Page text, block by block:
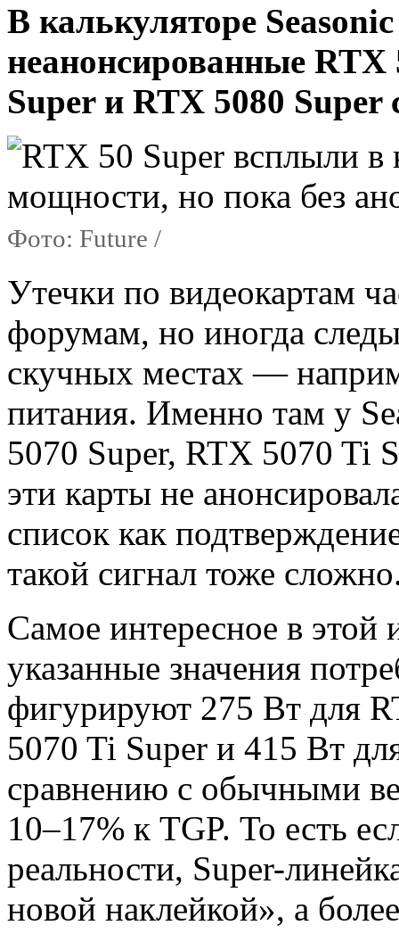
В калькуляторе
неанонсированные RTX
Super и RTX 5080 Super
Фото: Future /
Утечки по видеокартам
форумам, но иногда
скучных местах —
питания. Именно там у
5070 Super, RTX 5070 Ti
эти карты не
список как
такой сигнал тоже
Самое интересное в
указанные значения
фигурируют 275 Вт для
5070 Ti Super и 415 Вт
сравнению с обычными
10–17% к TGP. То есть
реальности, Super-
новой наклейкой», а